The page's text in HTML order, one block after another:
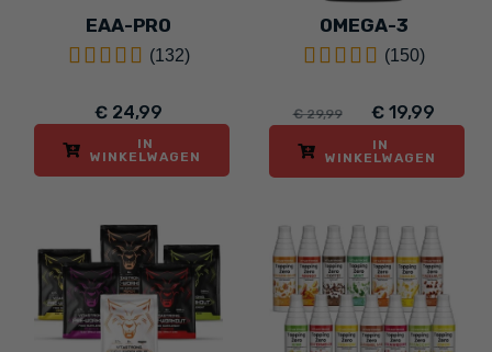
EAA-PRO
(132)
€ 24,99
IN
WINKELWAGEN
OMEGA-3
(150)
€ 29,99 € 19,99
IN
WINKELWAGEN